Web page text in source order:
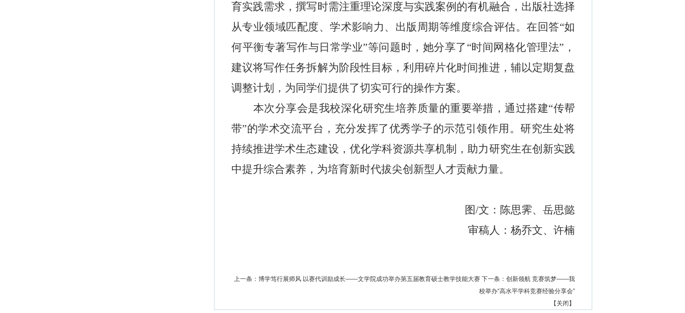
育实践需求，撰写时需注重理论深度与实践案例的有机融合，出版社选择
从专业领域匹配度、学术影响力、出版周期等维度综合评估。在回答“如
何平衡专著写作与日常学业”等问题时，她分享了 “时间网格化管理法” ，
建议将写作任务拆解为阶段性目标，利用碎片化时间推进，辅以定期复盘
调整计划，为同学们提供了切实可行的操作方案。
本次分享会是我校深化研究生培养质量的重要举措，通过搭建“传帮
带”的学术交流平台，充分发挥了优秀学子的示范引领作用。研究生处将
持续推进学术生态建设，优化学科资源共享机制，助力研究生在创新实践
中提升综合素养，为培育新时代拔尖创新型 人才贡献力量。
图/文：陈思霁、岳思懿
审稿人：杨乔文、许楠
上一条： 博学笃行展师风 以赛代训励成长——文学院成功举办第五届教育硕士教学技能大赛 下一条： 创新领航 竞赛筑梦——我
校举办“高水平学科竞赛经验分享会”
【 关闭 】